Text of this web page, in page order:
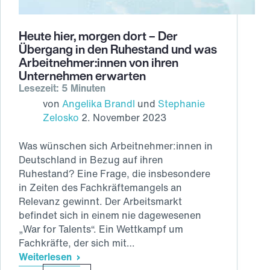
Heute hier, morgen dort– Der
Übergang in den Ruhestand und was
Arbeitnehmer:innen von ihren
Unternehmen erwarten
Lesezeit: 5 Minuten
von Angelika Brandl und Stephanie
Zelosko 2. November 2023
Was wünschen sich Arbeitnehmer:innen in
Deutschland in Bezug auf ihren
Ruhestand? Eine Frage, die insbesondere
in Zeiten des Fachkräftemangels an
Relevanz gewinnt. Der Arbeitsmarkt
befindet sich in einem nie dagewesenen
„War for Talents“. Ein Wettkampf um
Fachkräfte, der sich mit…
Weiterlesen
Heute